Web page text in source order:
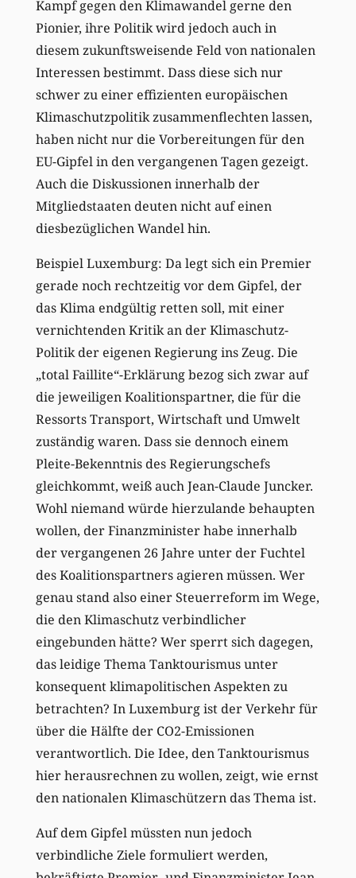
Kampf gegen den Klimawandel gerne den
Pionier, ihre Politik wird jedoch auch in
diesem zukunftsweisende Feld von nationalen
Interessen bestimmt. Dass diese sich nur
schwer zu einer effizienten europäischen
Klimaschutzpolitik zusammenflechten lassen,
haben nicht nur die Vorbereitungen für den
EU-Gipfel in den vergangenen Tagen gezeigt.
Auch die Diskussionen innerhalb der
Mitgliedstaaten deuten nicht auf einen
diesbezüglichen Wandel hin.
Beispiel Luxemburg: Da legt sich ein Premier
gerade noch rechtzeitig vor dem Gipfel, der
das Klima endgültig retten soll, mit einer
vernichtenden Kritik an der Klimaschutz-
Politik der eigenen Regierung ins Zeug. Die
„total Faillite“-Erklärung bezog sich zwar auf
die jeweiligen Koalitionspartner, die für die
Ressorts Transport, Wirtschaft und Umwelt
zuständig waren. Dass sie dennoch einem
Pleite-Bekenntnis des Regierungschefs
gleichkommt, weiß auch Jean-Claude Juncker.
Wohl niemand würde hierzulande behaupten
wollen, der Finanzminister habe innerhalb
der vergangenen 26 Jahre unter der Fuchtel
des Koalitionspartners agieren müssen. Wer
genau stand also einer Steuerreform im Wege,
die den Klimaschutz verbindlicher
eingebunden hätte? Wer sperrt sich dagegen,
das leidige Thema Tanktourismus unter
konsequent klimapolitischen Aspekten zu
betrachten? In Luxemburg ist der Verkehr für
über die Hälfte der CO2-Emissionen
verantwortlich. Die Idee, den Tanktourismus
hier herausrechnen zu wollen, zeigt, wie ernst
den nationalen Klimaschützern das Thema ist.
Auf dem Gipfel müssten nun jedoch
verbindliche Ziele formuliert werden,